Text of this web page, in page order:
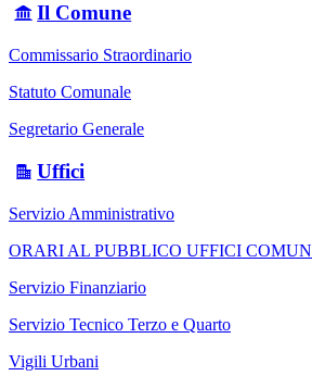
Il Comune
Commissario Straordinario
Statuto Comunale
Segretario Generale
Uffici
Servizio Amministrativo
ORARI AL PUBBLICO UFFICI
Servizio Finanziario
Servizio Tecnico Terzo e Quarto
Vigili Urbani